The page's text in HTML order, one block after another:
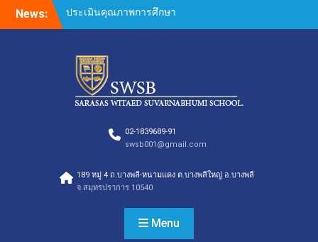
News:
สารสาสน์
ภายในโรงเรียนตามเกณฑ์
คุณภาพการศึกษาเพื่อการ
ดำเนินการที่เป็นเลิศประจำปี
การศึกษา 2569
ประเมินคุณภาพการศึกษา
ภายในโรงเรียนตามเกณฑ์
ดำเนินการที่เป็นเลิศประจำปี
การศึกษา 2569(Summer)
02-1839689-91
swsb001@gmail.com
189 หมู่ 4 ถ.บางพลี-หนามแดง ต.บางพลีใหญ่ อ.บางพลี
จ.สมุทรปราการ 10540
Menu